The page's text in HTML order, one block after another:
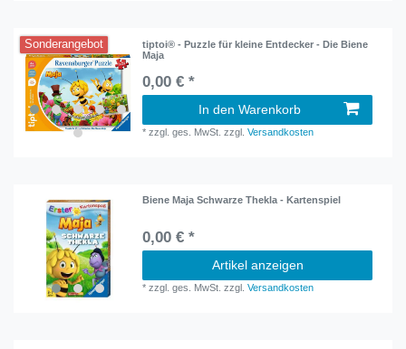
Sonderangebot
tiptoi® - Puzzle für kleine Entdecker - Die Biene
Maja
0,00 € *
In den Warenkorb
*zzgl. ges. MwSt. zzgl.Versandkosten
Biene Maja Schwarze Thekla - Kartenspiel
0,00 € *
Artikel anzeigen
*zzgl. ges. MwSt. zzgl.Versandkosten